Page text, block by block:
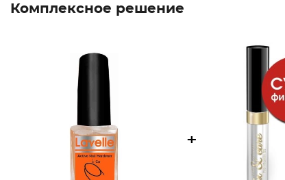
Комплексное решение
+